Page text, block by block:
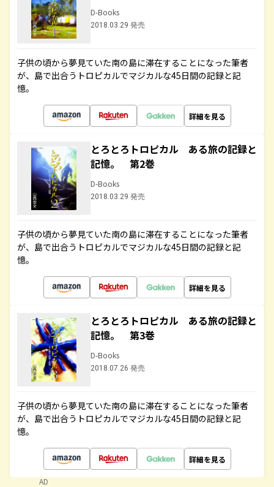
D-Books
2018.03.29 発売
子供の頃から夢見ていた南の島に滞在することになった筆者
が、島で出合うトロピカルでマジカルな45日間の記録と記
憶。
詳細を見る
とろとろトロピカル ある旅の記録と
記憶。 第2巻
D-Books
2018.03.29 発売
子供の頃から夢見ていた南の島に滞在することになった筆者
が、島で出合うトロピカルでマジカルな45日間の記録と記
憶。
詳細を見る
とろとろトロピカル ある旅の記録と
記憶。 第3巻
D-Books
2018.07.26 発売
子供の頃から夢見ていた南の島に滞在することになった筆者
が、島で出合うトロピカルでマジカルな45日間の記録と記
憶。
詳細を見る
AD